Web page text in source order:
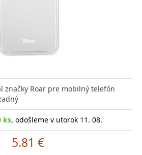
značky Roar pre mobilný telefón
ks, odošleme v utorok 11. 08.
5.81 €